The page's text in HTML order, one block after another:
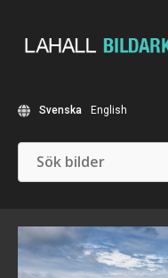
Svenska English